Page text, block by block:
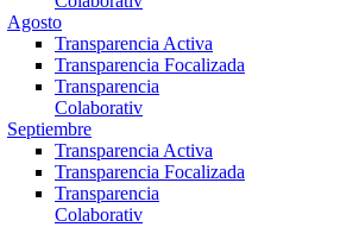
Agosto
Transparencia Activa
Transparencia Focalizada
Transparencia
Colaborativ
Septiembre
Transparencia Activa
Transparencia Focalizada
Transparencia
Colaborativ